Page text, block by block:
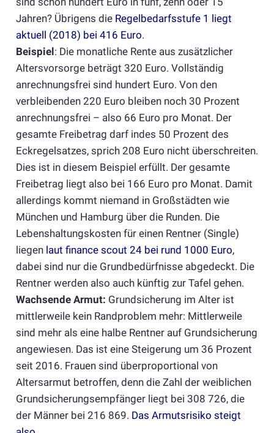
Jahren? Übrigens die Regelbedarfsstufe 1 liegt
aktuell (2018) bei 416 Euro.
Beispiel: Die monatliche Rente aus zusätzlicher
Altersvorsorge beträgt 320 Euro. Vollständig
anrechnungsfrei sind hundert Euro. Von den
verbleibenden 220 Euro bleiben noch 30 Prozent
anrechnungsfrei – also 66 Euro pro Monat. Der
gesamte Freibetrag darf indes 50 Prozent des
Eckregelsatzes, sprich 208 Euro nicht überschreiten.
Dies ist in diesem Beispiel erfüllt. Der gesamte
Freibetrag liegt also bei 166 Euro pro Monat. Damit
allerdings kommt niemand in Großstädten wie
München und Hamburg über die Runden. Die
Lebenshaltungskosten für einen Rentner (Single)
liegen laut finance scout 24 bei rund 1000 Euro,
dabei sind nur die Grundbedürfnisse abgedeckt. Die
Rentner werden also auch künftig zur Tafel gehen.
Wachsende Armut: Grundsicherung im Alter ist
mittlerweile kein Randproblem mehr: Mittlerweile
sind mehr als eine halbe Rentner auf Grundsicherung
angewiesen. Das ist eine Steigerung um 36 Prozent
seit 2016. Frauen sind überproportional von
Altersarmut betroffen, denn die Zahl der weiblichen
Grundsicherungsempfänger liegt bei 308 726, die
der Männer bei 216 869. Das Armutsrisiko steigt